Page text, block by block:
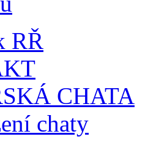
RŘ
CHATA
chaty